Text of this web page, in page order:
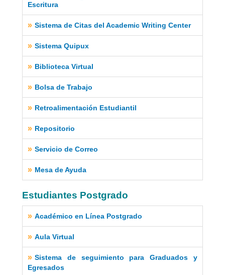
Escritura
» Sistema de Citas del Academic Writing Center
» Sistema Quipux
» Biblioteca Virtual
» Bolsa de Trabajo
» Retroalimentación Estudiantil
» Repositorio
» Servicio de Correo
» Mesa de Ayuda
Estudiantes Postgrado
» Académico en Línea Postgrado
» Aula Virtual
» Sistema de seguimiento para Graduados y
Egresados